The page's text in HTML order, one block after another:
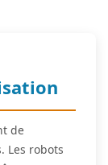
de
Les robots